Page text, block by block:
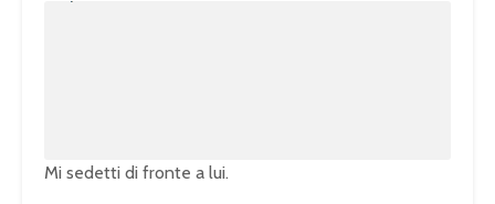
Mi sedetti di fronte a lui.